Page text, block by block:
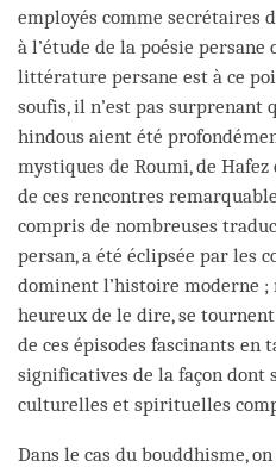
employés comme secrétaires
à l’étude de la poésie
littérature persane est à ce
soufis, il n’est pas surprenant
hindous aient été
mystiques de Roumi, de Hafez
de ces rencontres
compris de nombreuses
persan, a été éclipsée par les
dominent l’histoire moderne ;
heureux de le dire, se
de ces épisodes fascinants en
significatives de la façon dont
culturelles et spirituelles
Dans le cas du bouddhisme,